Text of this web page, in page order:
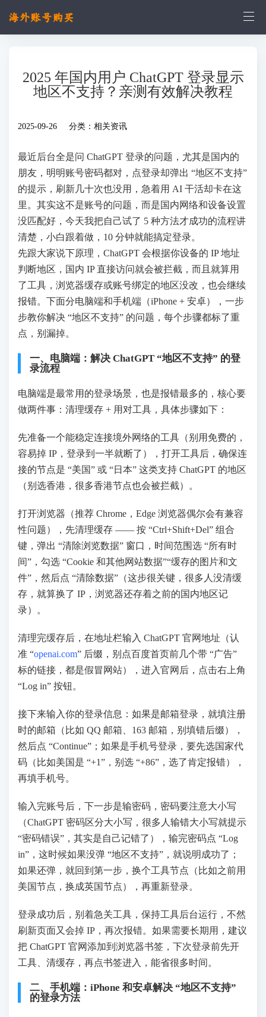
2025 年国内用户 ChatGPT 登录显示
地区不支持？亲测有效解决教程
2025-09-26 分类： 相关资讯
最近后台全是问 ChatGPT 登录的问题，尤其是国内的
朋友，明明账号密码都对，点登录却弹出 “地区不支持”
的提示，刷新几十次也没用，急着用 AI 干活却卡在这
里。其实这不是账号的问题，而是国内网络和设备设置
没匹配好，今天我把自己试了 5 种方法才成功的流程讲
清楚，小白跟着做，10 分钟就能搞定登录。
先跟大家说下原理，ChatGPT 会根据你设备的 IP 地址
判断地区，国内 IP 直接访问就会被拦截，而且就算用
了工具，浏览器缓存或账号绑定的地区没改，也会继续
报错。下面分电脑端和手机端（iPhone + 安卓），一步
步教你解决 “地区不支持” 的问题，每个步骤都标了重
点，别漏掉。
一、电脑端：解决 ChatGPT “地区不支持” 的登
录流程
电脑端是最常用的登录场景，也是报错最多的，核心要
做两件事：清理缓存 + 用对工具，具体步骤如下：
先准备一个能稳定连接境外网络的工具（别用免费的，
容易掉 IP，登录到一半就断了），打开工具后，确保连
接的节点是 “美国” 或 “日本” 这类支持 ChatGPT 的地区
（别选香港，很多香港节点也会被拦截）。
打开浏览器（推荐 Chrome，Edge 浏览器偶尔会有兼容
性问题），先清理缓存 —— 按 “Ctrl+Shift+Del” 组合
键，弹出 “清除浏览数据” 窗口，时间范围选 “所有时
间”，勾选 “Cookie 和其他网站数据”“缓存的图片和文
件”，然后点 “清除数据”（这步很关键，很多人没清缓
存，就算换了 IP，浏览器还存着之前的国内地区记
录）。
清理完缓存后，在地址栏输入 ChatGPT 官网地址（认
准 “openai.com” 后缀，别点百度首页前几个带 “广告”
标的链接，都是假冒网站），进入官网后，点击右上角
“Log in” 按钮。
接下来输入你的登录信息：如果是邮箱登录，就填注册
时的邮箱（比如 QQ 邮箱、163 邮箱，别填错后缀），
然后点 “Continue”；如果是手机号登录，要先选国家代
码（比如美国是 “+1”，别选 “+86”，选了肯定报错），
再填手机号。
输入完账号后，下一步是输密码，密码要注意大小写
（ChatGPT 密码区分大小写，很多人输错大小写就提示
“密码错误”，其实是自己记错了），输完密码点 “Log
in”，这时候如果没弹 “地区不支持”，就说明成功了；
如果还弹，就回到第一步，换个工具节点（比如之前用
美国节点，换成英国节点），再重新登录。
登录成功后，别着急关工具，保持工具后台运行，不然
刷新页面又会掉 IP，再次报错。如果需要长期用，建议
把 ChatGPT 官网添加到浏览器书签，下次登录前先开
工具、清缓存，再点书签进入，能省很多时间。
二、手机端：iPhone 和安卓解决 “地区不支持”
的登录方法